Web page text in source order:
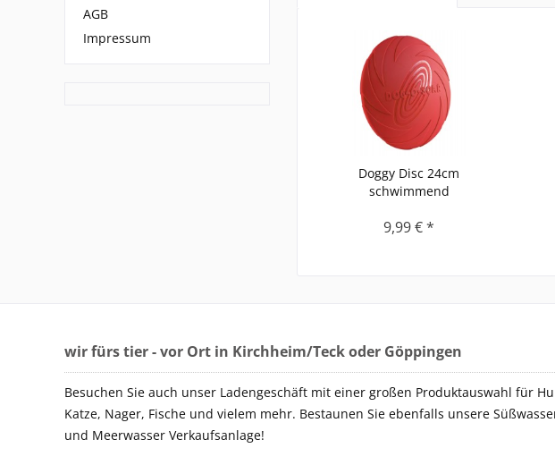
AGB
Impressum
Doggy Disc 24cm
schwimmend
9,99 € *
wir fürs tier - vor Ort in Kirchheim/Teck oder Göppingen
Besuchen Sie auch unser Ladengeschäft mit einer großen Produktauswahl für
Katze, Nager, Fische und vielem mehr. Bestaunen Sie ebenfalls unsere
und Meerwasser Verkaufsanlage!